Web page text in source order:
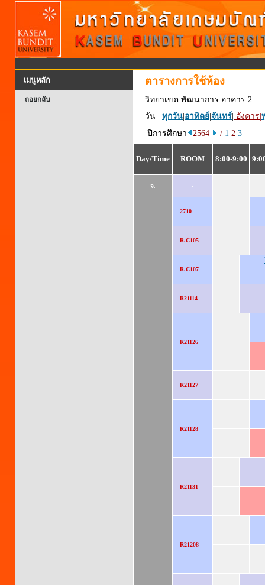
เมนูหลัก
ถอยกลับ
ตารางการใช้ห้อง
วิทยาเขต พัฒนาการ อาคาร 2
วัน | ทุกวัน อาทิตย์ จันทร์ อังคาร
ปีการศึกษา
2564 / 1 2 3
Day/Time ROOM 8:00-9:00
จ. -
2710
R.C105
R.C107
R21114
R21126
R21127
R21128
R21131
R21208